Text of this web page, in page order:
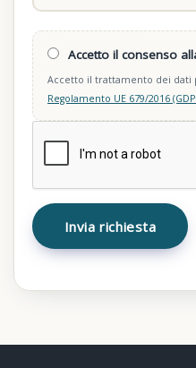
Accetto il consenso
Accetto il trattamento dei dati
Regolamento UE 679/2016